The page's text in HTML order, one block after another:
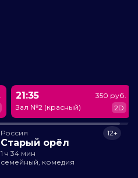
21:35
Зал №2 (красный)
350 руб.
2D
Россия
Старый орёл
12+
1 ч 34 мин
семейный, комедия